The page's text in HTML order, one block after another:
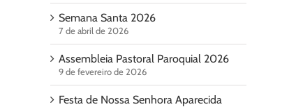
Semana Santa 2026
7 de abril de 2026
Assembleia Pastoral Paroquial 2026
9 de fevereiro de 2026
Festa de Nossa Senhora Aparecida